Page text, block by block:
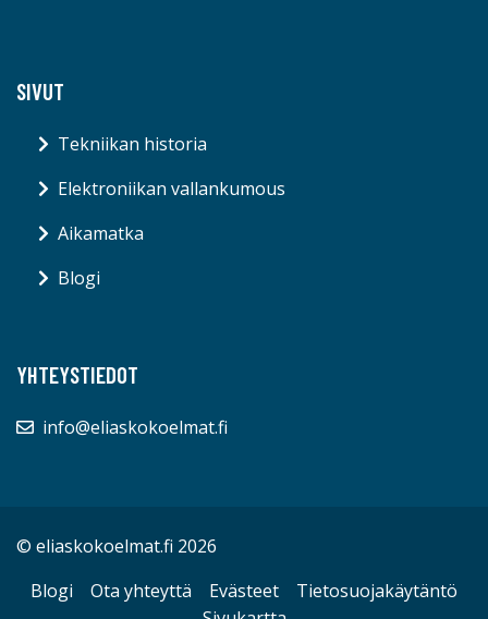
SIVUT
Tekniikan historia
Elektroniikan vallankumous
Aikamatka
Blogi
YHTEYSTIEDOT
info@eliaskokoelmat.fi
© eliaskokoelmat.fi 2026
Blogi
Ota yhteyttä Evästeet
Tietosuojakäytäntö